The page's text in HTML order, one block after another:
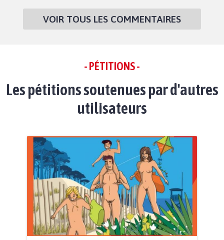
VOIR TOUS LES COMMENTAIRES
- PÉTITIONS -
Les pétitions soutenues par d'autres
utilisateurs